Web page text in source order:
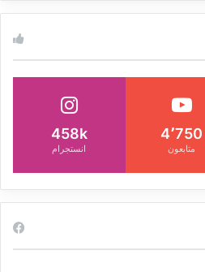
4٬750
متابعون
458k
انستجرام